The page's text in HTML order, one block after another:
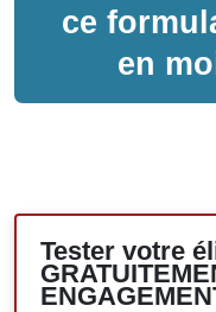
ce
en
Tester votre